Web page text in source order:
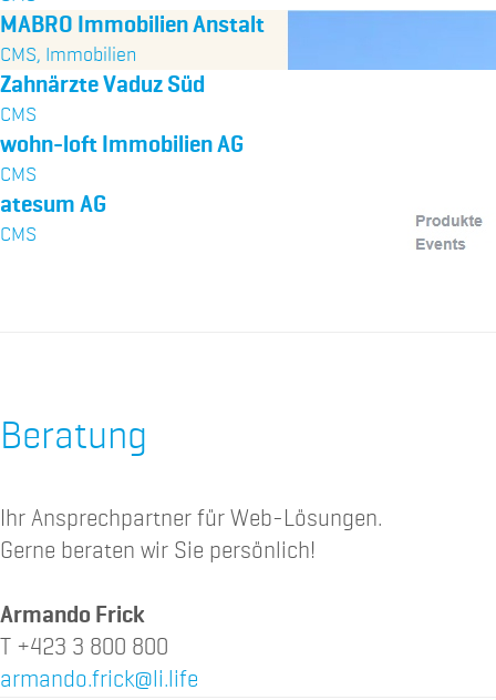
MABRO Immobilien Anstalt
CMS, Immobilien
Zahnärzte Vaduz Süd
CMS
wohn-loft Immobilien AG
CMS
atesum AG
CMS
Beratung
Ihr Ansprechpartner für Web-Lösungen.
Gerne beraten wir Sie persönlich!
Armando Frick
T +423 3 800 800
armando.frick@li.life